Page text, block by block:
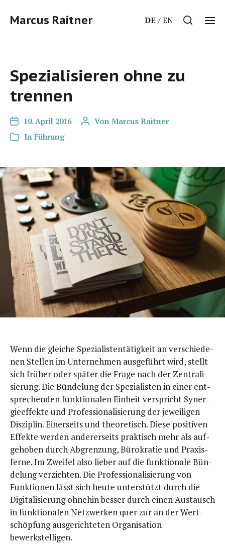
Marcus Raitner DE EN
Spezialisieren ohne zu
trennen
10. April 2016 Von Marcus Raitner
In Führung
Wenn die glei­che Spe­zia­lis­ten­tä­tig­keit an ver­schie­de­
nen Stel­len im Unter­neh­men aus­ge­führt wird, stellt
sich frü­her oder spä­ter die Fra­ge nach der Zen­tra­li­
sie­rung. Die Bün­de­lung der Spe­zia­lis­ten in einer ent­
spre­chen­den funk­tio­na­len Ein­heit ver­spricht Syn­er­
gie­ef­fek­te und Pro­fes­sio­na­li­sie­rung der jewei­li­gen
Dis­zi­plin. Einer­seits und theo­re­tisch. Die­se posi­ti­ven
Effek­te wer­den ande­rer­seits prak­tisch mehr als auf­
ge­ho­ben durch Abgren­zung, Büro­kra­tie und Pra­xis­
fer­ne. Im Zwei­fel also lie­ber auf die funk­tio­na­le Bün­
de­lung ver­zich­ten. Die Pro­fes­sio­na­li­sie­rung von
Funk­tio­nen lässt sich heu­te unter­stützt durch die
Digi­ta­li­sie­rung ohne­hin bes­ser durch einen Aus­tausch
in funk­tio­na­len Netz­wer­ken quer zur an der Wert­
schöp­fung aus­ge­rich­te­ten Orga­ni­sa­ti­on
bewerkstelligen.